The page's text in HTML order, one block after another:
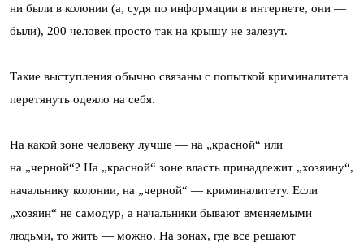
ни были в колонии (а, судя по информации в интернете, они —
были), 200 человек просто так на крышу не залезут.
Такие выступления обычно связаны с попыткой криминалитета
перетянуть одеяло на себя.
На какой зоне человеку лучше — на „красной“ или
на „черной“? На „красной“ зоне власть принадлежит „хозяину“,
начальнику колонии, на „черной“ — криминалитету. Если
„хозяин“ не самодур, а начальники бывают вменяемыми
людьми, то жить — можно. На зонах, где все решают